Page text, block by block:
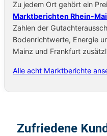
Zu jedem Ort gehört ein
Marktberichten Rhein-
Zahlen der
Bodenrichtwerte, Energie
Mainz und Frankfurt
Alle acht Marktberichte
Zufriedene